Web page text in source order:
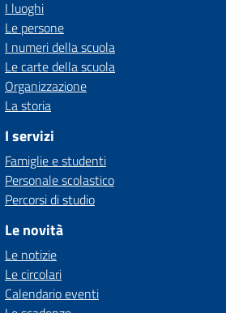
I luoghi
Le persone
I numeri della scuola
Le carte della scuola
Organizzazione
La storia
I servizi
Famiglie e studenti
Personale scolastico
Percorsi di studio
Le novità
Le notizie
Le circolari
Calendario eventi